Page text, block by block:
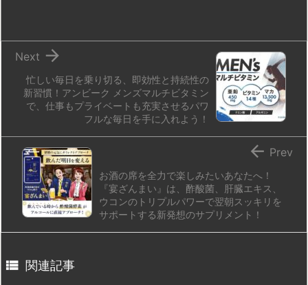
忙しい毎日を乗り切る、即効性と持続性の
新習慣！アンビーク メンズマルチビタミン
で、仕事もプライベートも充実させるパワ
フルな毎日を手に入れよう！

Next
お酒の席を全力で楽しみたいあなたへ！
『宴ざんまい』は、酢酸菌、肝臓エキス、
ウコンのトリプルパワーで翌朝スッキリを
サポートする新発想のサプリメント！
 Prev
 関連記事